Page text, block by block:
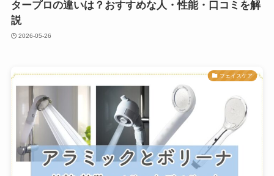
タープロの違いは？おすすめな人・性能・口コミを解
説
2026-05-26
フェイスケア